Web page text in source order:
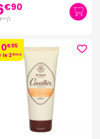
€90
€50/l.
€95
le 2ème